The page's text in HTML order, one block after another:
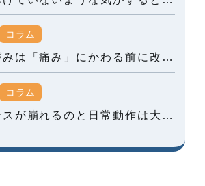
コラム
カラダのゆがみは「痛み」にかわる前に改善がオススメです！
コラム
身体のバランスが崩れるのと日常動作は大きく関係している